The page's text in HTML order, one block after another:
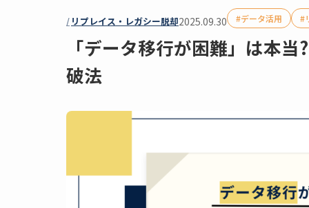
リプレイス・レガシー脱却2025.09.30 データ活用
「データ移行が困難」は本
破法